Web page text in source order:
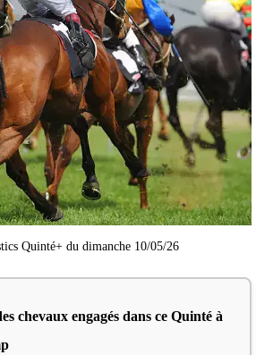
Quinté+ du dimanche 10/05/26
chevaux engagés dans ce Quinté à